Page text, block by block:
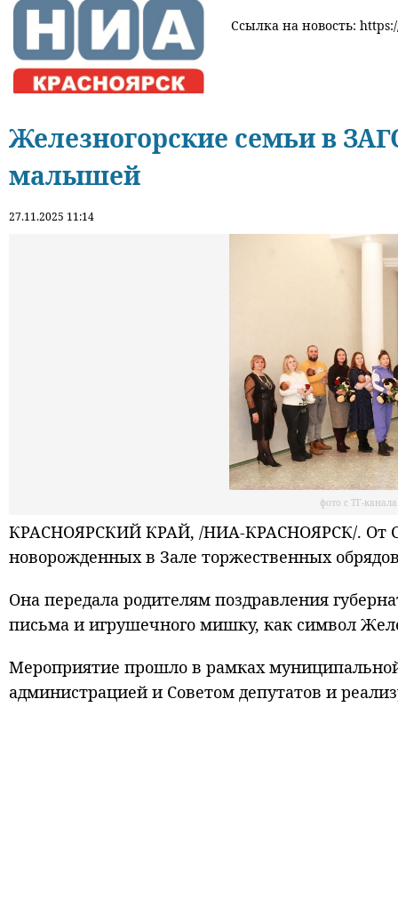
Ссылка на новость:
Железногорские семьи в
малышей
27.11.2025 11:14
фото с ТГ-
КРАСНОЯРСКИЙ КРАЙ, /НИА-КРАСНОЯРСК/. От
новорожденных в Зале торжественных
Она передала родителям поздравления
письма и игрушечного мишку, как символ
Мероприятие прошло в рамках
администрацией и Советом депутатов и